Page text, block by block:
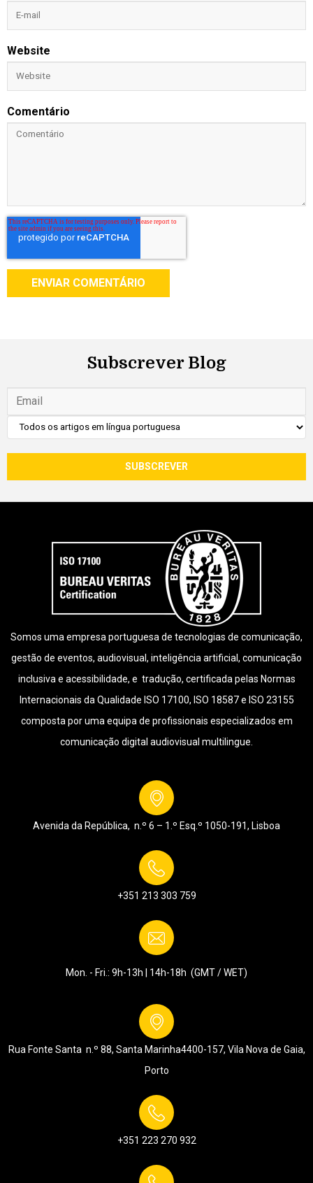
Website
Comentário
Subscrever Blog
Somos uma empresa portuguesa de tecnologias de comunicação,
gestão de eventos, audiovisual, inteligência artificial, comunicação
inclusiva e acessibilidade, e tradução, certificada pelas Normas
Internacionais da Qualidade ISO 17100, ISO 18587 e ISO 23155
composta por uma equipa de profissionais especializados em
comunicação digital audiovisual multilingue.
Avenida da República, n.º 6 – 1.º Esq.º 1050-191, Lisboa
+351 213 303 759
Mon. - Fri.: 9h-13h | 14h-18h (GMT / WET)
Rua Fonte Santa n.º 88, Santa Marinha4400-157, Vila Nova de Gaia,
Porto
+351 223 270 932